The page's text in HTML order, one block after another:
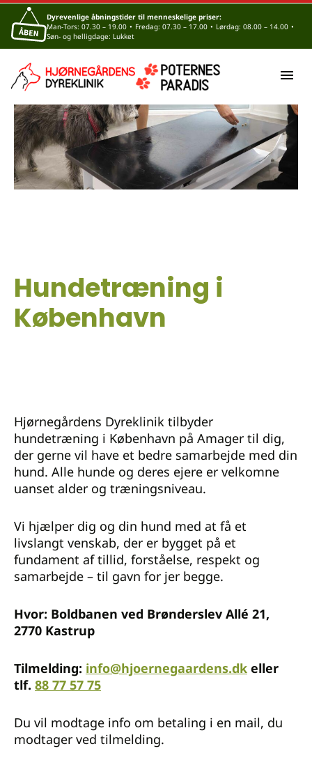
Dyrevenlige åbningstider til menneskelige priser:
Man-Tors: 07.30 – 19.00 • Fredag: 07.30 – 17.00 • Lørdag: 08.00 – 14.00 •
Søn- og helligdage: Lukket
Hundetræning i
København
Hjørnegårdens Dyreklinik tilbyder
hundetræning i København på Amager til dig,
der gerne vil have et bedre samarbejde med din
hund. Alle hunde og deres ejere er velkomne
uanset alder og træningsniveau.
Vi hjælper dig og din hund med at få et
livslangt venskab, der er bygget på et
fundament af tillid, forståelse, respekt og
samarbejde – til gavn for jer begge.
Hvor: Boldbanen ved Brønderslev Allé 21,
2770 Kastrup
Tilmelding: info@hjoernegaardens.dk eller
tlf. 88 77 57 75
Du vil modtage info om betaling i en mail, du
modtager ved tilmelding.